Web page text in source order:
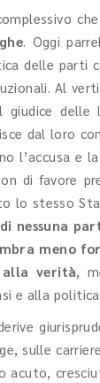
che
. Oggi
delle parti
Al
giudice
dal loro
l’accusa e
di favore
lo stesso
nessuna
meno
alla verità,
e alla
sulle
acuto,